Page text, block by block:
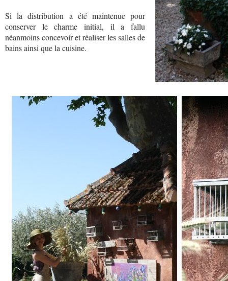
Si la distribution a été maintenue pour
conserver le charme initial, il a fallu
néanmoins concevoir et réaliser les salles de
bains ainsi que la cuisine.